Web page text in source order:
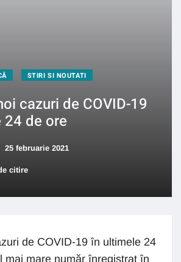
STIRI SI NOUTATI
cazuri de COVID-19
de ore
25 februarie 2021
citire
de COVID-19 în ultimele 24
mai mare număr înregistrat în